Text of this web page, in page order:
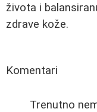
života i
zdrave kože.
Komentari
Trenutno